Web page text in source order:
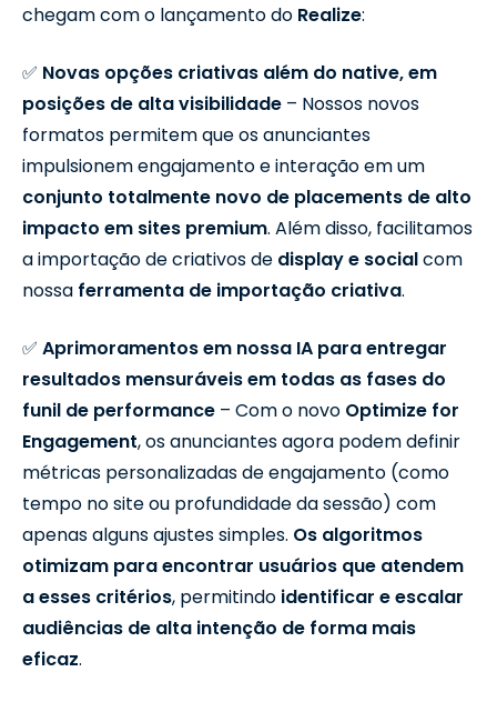
chegam com o lançamento do Realize:
✅ Novas opções criativas além do native, em
posições de alta visibilidade – Nossos novos
formatos permitem que os anunciantes
impulsionem engajamento e interação em um
conjunto totalmente novo de placements de alto
impacto em sites premium. Além disso, facilitamos
a importação de criativos de display e socialcom
nossa ferramenta de importação criativa.
✅ Aprimoramentos em nossa IA para entregar
resultados mensuráveis em todas as fases do
funil de performance – Com o novo Optimize for
Engagement, os anunciantes agora podem definir
métricas personalizadas de engajamento (como
tempo no site ou profundidade da sessão) com
apenas alguns ajustes simples. Os algoritmos
otimizam para encontrar usuários que atendem
a esses critérios, permitindo identificar e escalar
audiências de alta intenção de forma mais
eficaz.